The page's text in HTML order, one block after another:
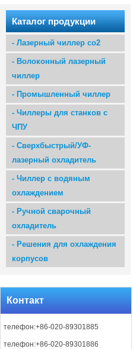
Каталог продукции
- Лазерный чиллер co2
- Волоконный лазерный
чиллер
- Промышленный чиллер
- Чиллеры для станков с
ЧПУ
- Сверхбыстрый/УФ-
лазерный охладитель
- Чиллер с водяным
охлаждением
- Ручной сварочный
охладитель
- Решения для охлаждения
корпусов
Контакт
телефон:+86-020-89301885
телефон:+86-020-89301886